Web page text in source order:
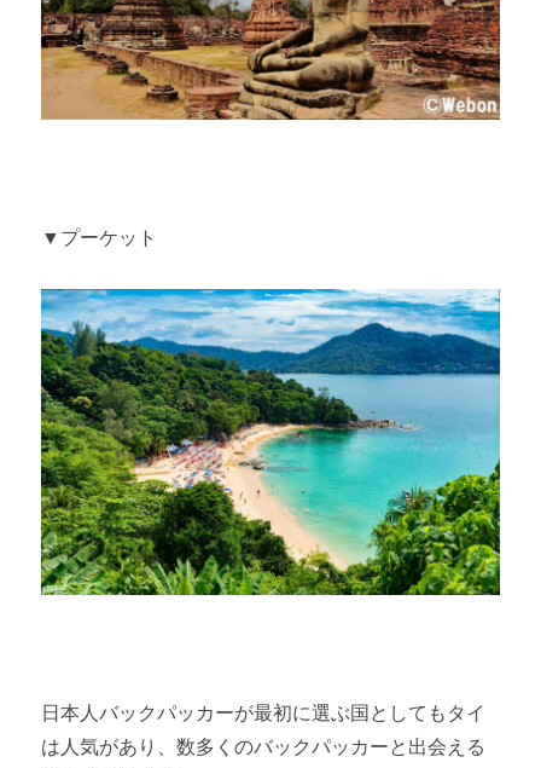
▼プーケット
日本人バックパッカーが最初に選ぶ国としてもタイ
は人気があり、数多くのバックパッカーと出会える